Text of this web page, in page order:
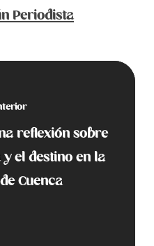
Periodista
reflexión sobre
el destino en la
Cuenca